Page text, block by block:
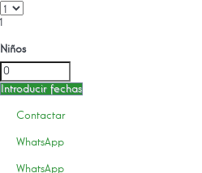
1
Niños
Introducir fechas
Contactar
WhatsApp
WhatsApp